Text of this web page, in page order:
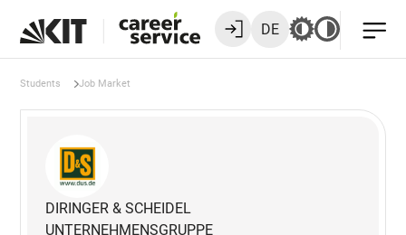
DE
Students Job Market
DIRINGER & SCHEIDEL
UNTERNEHMENSGRUPPE